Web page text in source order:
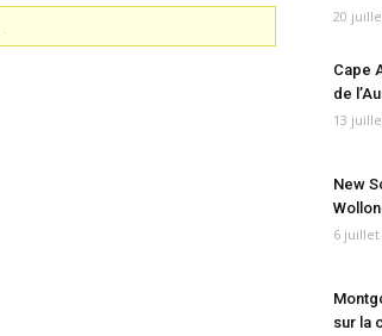
20
Cape
de
13
New
6 juillet
sur la